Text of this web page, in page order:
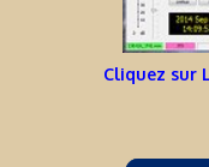
Cliquez sur